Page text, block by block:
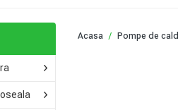
Acasa Pompe de